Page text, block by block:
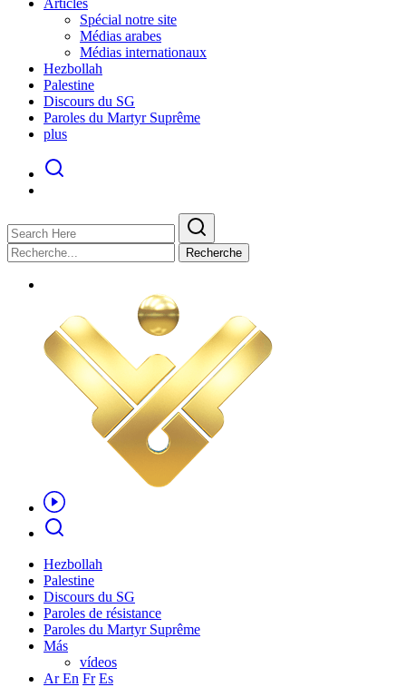
Articles
Spécial notre site
Médias arabes
Médias internationaux
Hezbollah
Palestine
Discours du SG
Paroles du Martyr Suprême
plus
Recherche
Hezbollah
Palestine
Discours du SG
Paroles de résistance
Paroles du Martyr Suprême
Más
vídeos
ArEn Fr Es